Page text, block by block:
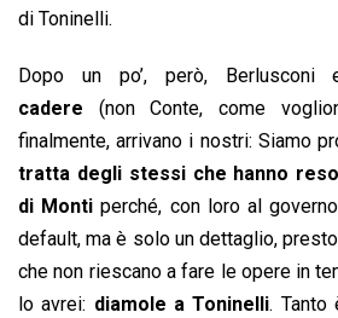
di Toninelli.
Dopo un po’, però, Berlusconi
cadere (non Conte, come
finalmente, arrivano i nostri: Siamo
tratta degli stessi che hanno
di Monti perché, con loro al
default, ma è solo un dettaglio,
che non riescano a fare le opere in
lo avrei: diamole a Toninelli. Tanto